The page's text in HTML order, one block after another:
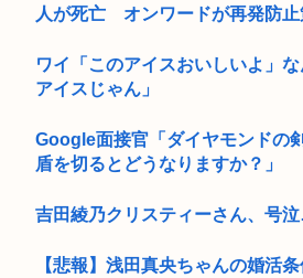
人が死亡 オンワードが再発防止
ワイ「このアイスおいしいよ」
アイスじゃん」
Google面接官「ダイヤモンドの
盾を切るとどうなりますか？」
吉田綾乃クリスティーさん、号
【悲報】浅田真央ちゃんの婚活